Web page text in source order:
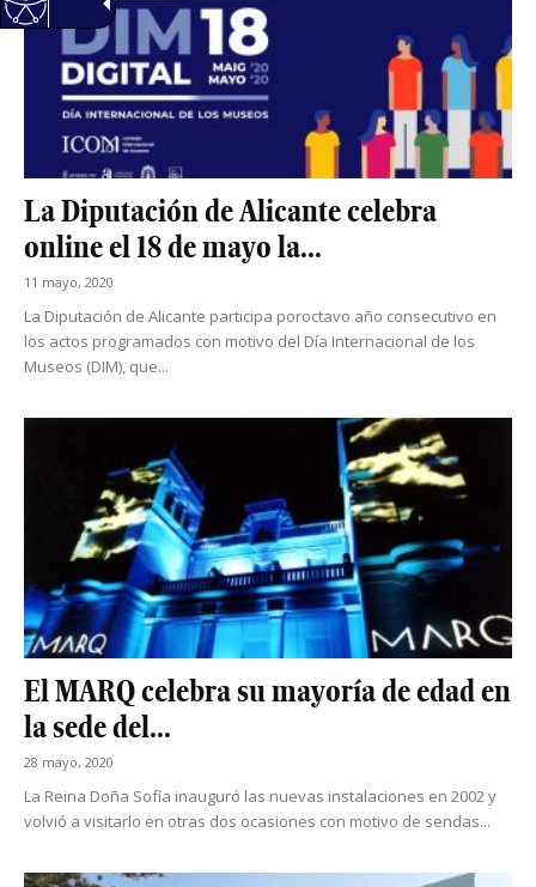
La Diputación de Alicante celebra
online el 18 de mayo la...
11 mayo, 2020
La Diputación de Alicante participa poroctavo año consecutivo en
los actos programados con motivo del Día Internacional de los
Museos (DIM), que...
El MARQ celebra su mayoría de edad en
la sede del...
28 mayo, 2020
La Reina Doña Sofía inauguró las nuevas instalaciones en 2002 y
volvió a visitarlo en otras dos ocasiones con motivo de sendas...